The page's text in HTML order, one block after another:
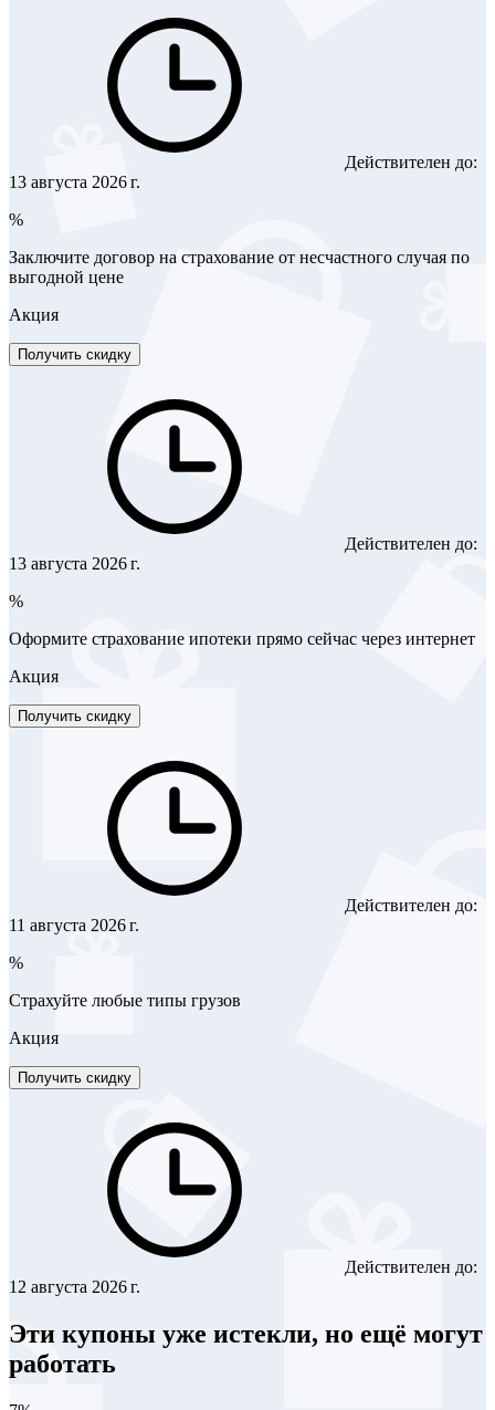
Действителен до:
13 августа 2026 г.
%
Заключите договор на страхование от несчастного случая по
выгодной цене
Акция
Получить скидку
Действителен до:
13 августа 2026 г.
%
Оформите страхование ипотеки прямо сейчас через интернет
Акция
Получить скидку
Действителен до:
11 августа 2026 г.
%
Страхуйте любые типы грузов
Акция
Получить скидку
Действителен до:
12 августа 2026 г.
Эти купоны уже истекли, но ещё могут
работать